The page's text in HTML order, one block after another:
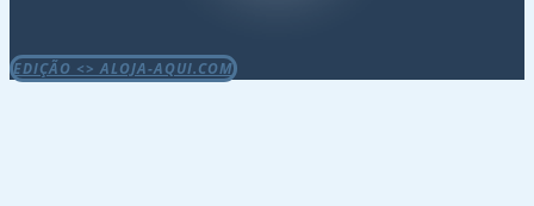
EDIÇÃO <> ALOJA-AQUI.COM